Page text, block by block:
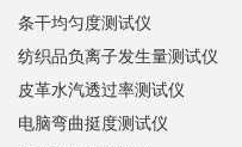
条干均匀度测试仪
纺织品负离子发生量测试仪
皮革水汽透过率测试仪
电脑弯曲挺度测试仪